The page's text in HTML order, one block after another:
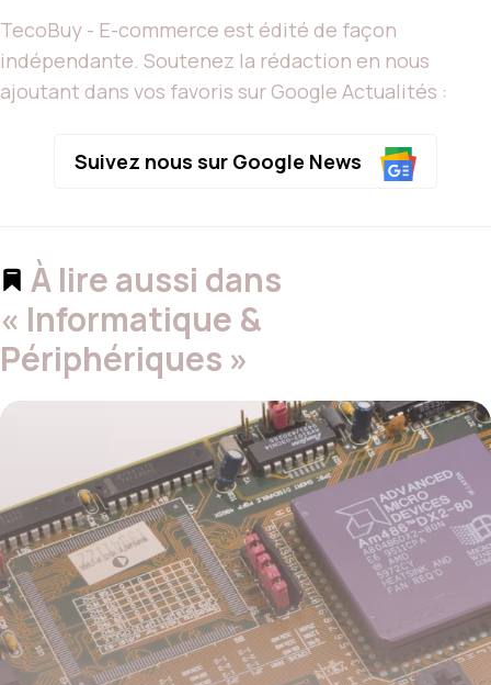
TecoBuy - E-commerce est édité de façon
indépendante. Soutenez la rédaction en nous
ajoutant dans vos favoris sur Google Actualités :
Suivez nous sur Google News
À lire aussi dans
« Informatique &
Périphériques »